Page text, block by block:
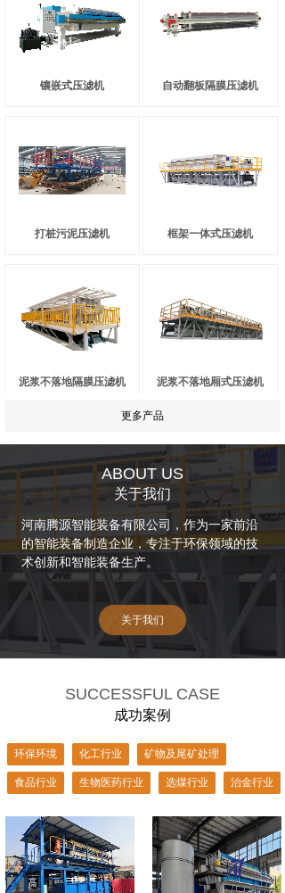
镶嵌式压滤机 自动翻板隔膜压滤机
打桩污泥压滤机 框架一体式压滤机
泥浆不落地隔膜压滤机 泥浆不落地厢式压滤机
更多产品
ABOUT US
关于我们
河南腾源智能装备有限公司，作为一家前沿
的智能装备制造企业，专注于环保领域的技
术创新和智能装备生产。
关于我们
SUCCESSFUL CASE
成功案例
环保环境 化工行业 矿物及尾矿处理
食品行业 生物医药行业 选煤行业 治金行业